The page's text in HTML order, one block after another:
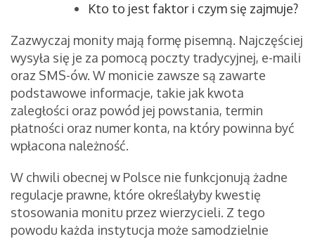
Kto to jest faktor i czym się zajmuje?
Zazwyczaj monity mają formę pisemną. Najczęściej
wysyła się je za pomocą poczty tradycyjnej, e-maili
oraz SMS-ów. W monicie zawsze są zawarte
podstawowe informacje, takie jak kwota
zaległości oraz powód jej powstania, termin
płatności oraz numer konta, na który powinna być
wpłacona należność.
W chwili obecnej w Polsce nie funkcjonują żadne
regulacje prawne, które określałyby kwestię
stosowania monitu przez wierzycieli. Z tego
powodu każda instytucja może samodzielnie